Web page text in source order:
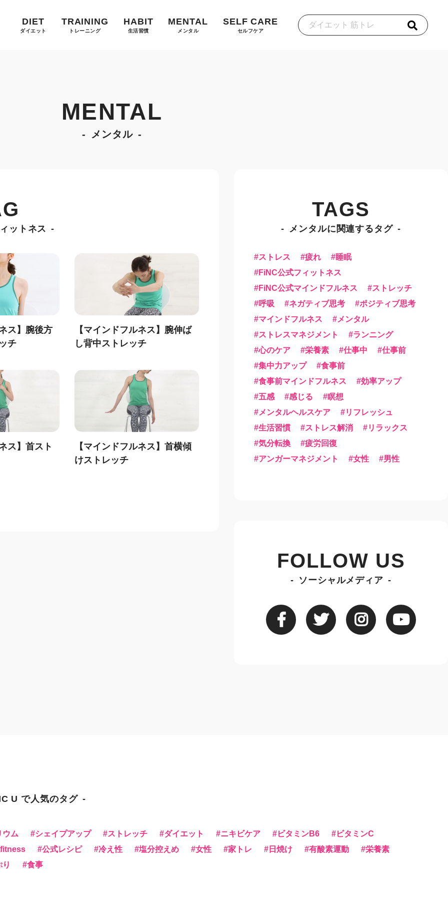
DIET
ダイエット
TRAINING
トレーニング
HABIT
生活習慣
MENTAL
メンタル
SELF CARE
セルフケア
MENTAL
メンタル
ットネス
ス】腕後方
チ
【マインドフルネス】腕伸ば
し背中ストレッチ
ス】首スト
【マインドフルネス】首横傾
けストレッチ
TAGS
メンタルに関連するタグ
ストレス 疲れ
睡眠
FiNC公式フィットネス
FiNC公式マインドフルネス
ストレッチ
呼吸
ネガティブ思考
ポジティブ思考
マインドフルネス
メンタル
ストレスマネジメント
ランニング
心のケア
栄養素 仕事中
仕事前
集中力アップ
食事前
食事前マインドフルネス
効率アップ
五感
感じる
瞑想
メンタルヘルスケア
リフレッシュ
生活習慣
ストレス解消
リラックス
気分転換
疲労回復
アンガーマネジメント
女性 男性
FOLLOW US
ソーシャルメディア
U で人気のタグ
ウム シェイプアップ ストレッチ ダイエット ニキビケア ビタミンB6
ビタミンC
公式レシピ 冷え性 塩分控えめ 女性 家トレ 日焼け 有酸素運動
栄養素
食事